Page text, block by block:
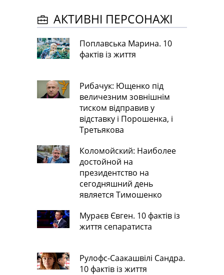
АКТИВНІ ПЕРСОНАЖІ
Поплавська Марина. 10
фактів із життя
Рибачук: Ющенко під
величезним зовнішнім
тиском відправив у
відставку і Порошенка, і
Третьякова
Коломойский: Наиболее
достойной на
президентство на
сегодняшний день
является Тимошенко
Мураєв Євген. 10 фактів із
життя сепаратиста
Рулофс-Саакашвілі Сандра.
10 фактів із життя